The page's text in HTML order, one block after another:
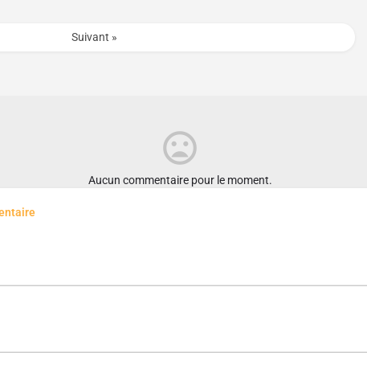
Suivant »
Aucun commentaire pour le moment.